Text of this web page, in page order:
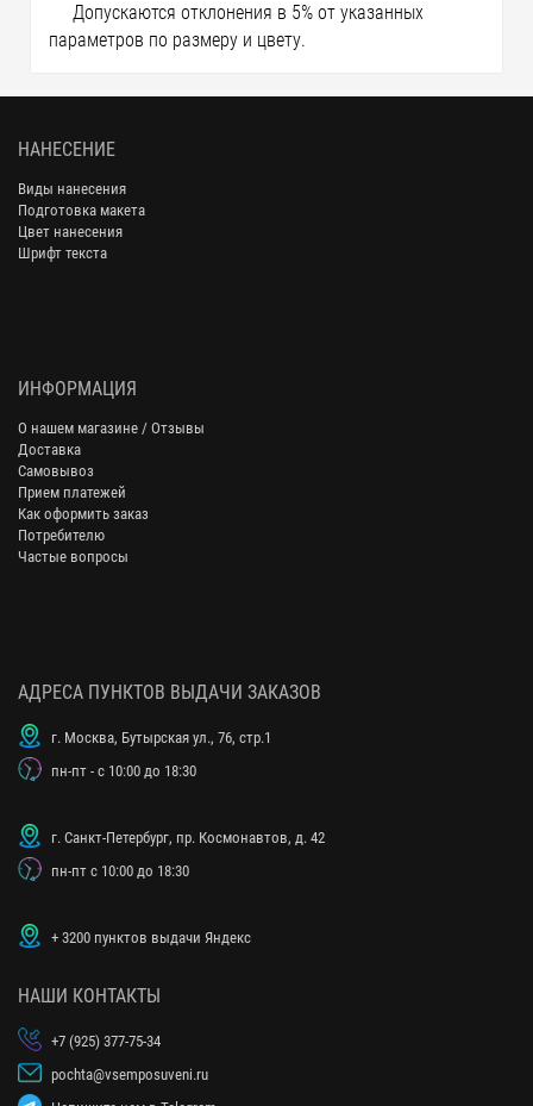
Допускаются отклонения в 5% от указанных
параметров по размеру и цвету.
НАНЕСЕНИЕ
Виды нанесения
Подготовка макета
Цвет нанесения
Шрифт текста
ИНФОРМАЦИЯ
О нашем магазине / Отзывы
Доставка
Самовывоз
Прием платежей
Как оформить заказ
Потребителю
Частые вопросы
АДРЕСА ПУНКТОВ ВЫДАЧИ ЗАКАЗОВ
г. Москва, Бутырская ул., 76, стр.1
пн-пт - с 10:00 до 18:30
г. Санкт-Петербург, пр. Космонавтов, д. 42
пн-пт с 10:00 до 18:30
+ 3200 пунктов выдачи Яндекс
НАШИ КОНТАКТЫ
+7 (925) 377-75-34
pochta@vsemposuveni.ru